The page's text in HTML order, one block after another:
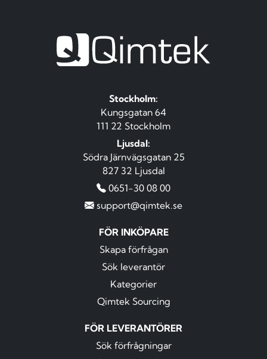
Stockholm:
Kungsgatan 64
111 22 Stockholm
Ljusdal:
Södra Järnvägsgatan 25
827 32 Ljusdal
0651-30 08 00
support@qimtek.se
FÖR INKÖPARE
Skapa förfrågan
Sök leverantör
Kategorier
Qimtek Sourcing
FÖR LEVERANTÖRER
Sök förfrågningar